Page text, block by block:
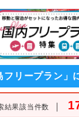
フリープラン」
結果該当件数 ｜